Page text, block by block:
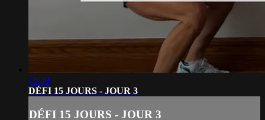
16:39
DÉFI 15 JOURS - JOUR 3
DÉFI 15 JOURS - JOUR 3